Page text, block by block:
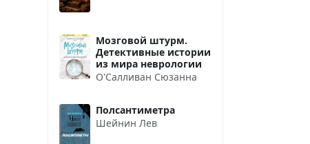
Мозговой штурм.
Детективные истории
из мира неврологии
О'Салливан Сюзанна
Полсантиметра
Шейнин Лев